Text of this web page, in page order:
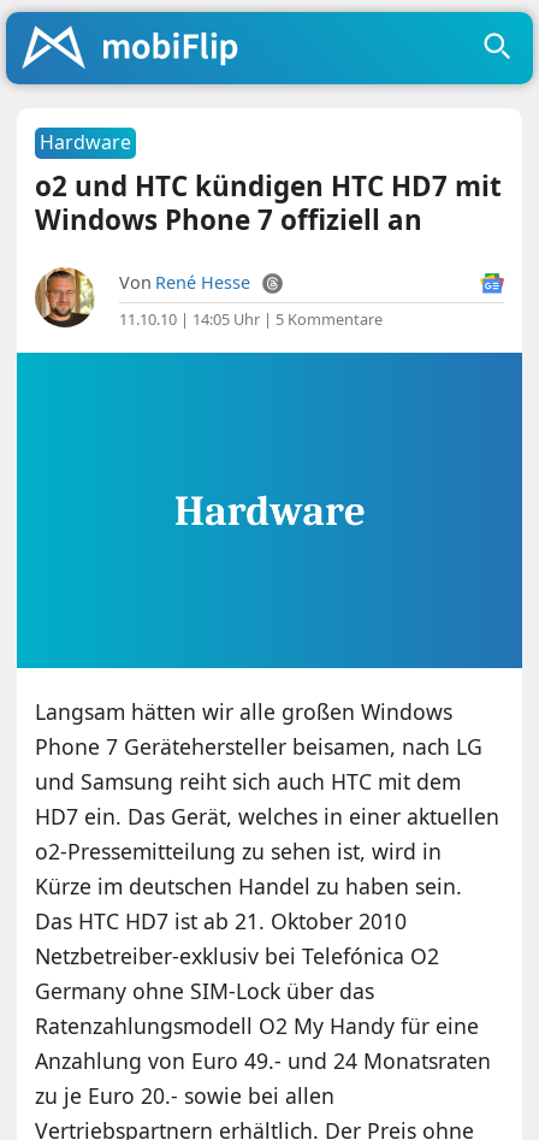
Hardware
o2 und HTC kündigen HTC HD7 mit
Windows Phone 7 offiziell an
Von René Hesse
11.10.10 | 14:05 Uhr | 5 Kommentare
Langsam hätten wir alle großen Windows
Phone 7 Gerätehersteller beisamen, nach LG
und Samsung reiht sich auch HTC mit dem
HD7 ein. Das Gerät, welches in einer aktuellen
o2-Pressemitteilung zu sehen ist, wird in
Kürze im deutschen Handel zu haben sein.
Das HTC HD7 ist ab 21. Oktober 2010
Netzbetreiber-exklusiv bei Telefónica O2
Germany ohne SIM-Lock über das
Ratenzahlungsmodell O2 My Handy für eine
Anzahlung von Euro 49.- und 24 Monatsraten
zu je Euro 20.- sowie bei allen
Vertriebspartnern erhältlich. Der Preis ohne